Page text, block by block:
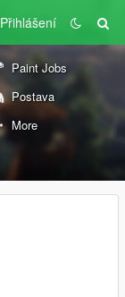
Přihlášení
Paint Jobs
Postava
More